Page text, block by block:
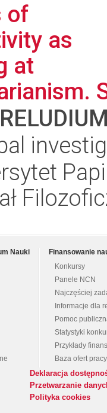
of
as
at
Nauki
Finansowanie
Konkursy
Panele NCN
Najczęściej
Informacje dla
Pomoc
Statystyki
Przykłady
Baza ofert pracy
Deklaracja
Przetwarzanie
Polityka cookies